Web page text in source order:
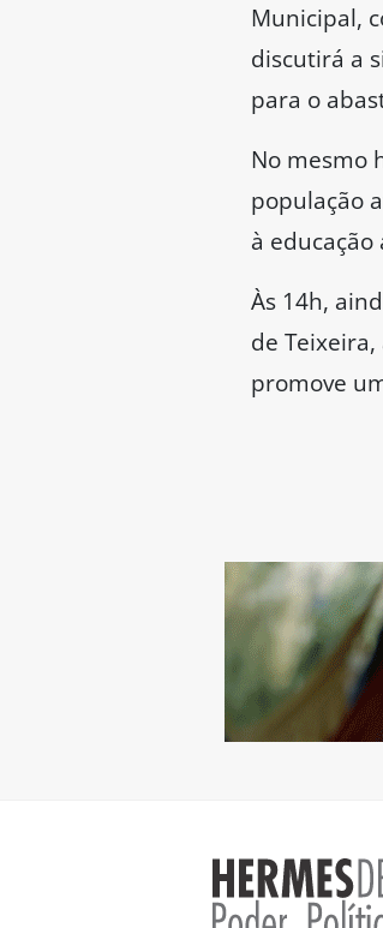
Municipal,
discutirá a
para o
No mesmo
população
à
Às 14h,
de
promove